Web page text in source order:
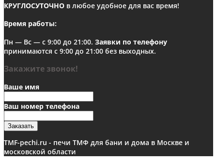
КРУГЛОСУТОЧНО в любое удобное для вас время!
Время работы:
Пн — Вс — с 9:00 до 21:00. Заявки по телефону
принимаются с 9:00 до 21:00 без выходных.
Закажите звонок!
Ваше имя
Ваш номер телефона
Заказать
TMF-pechi.ru - печи ТМФ для бани и дома в Москве и
московской области